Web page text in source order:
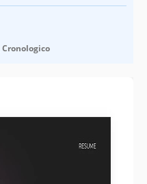
Cronologico